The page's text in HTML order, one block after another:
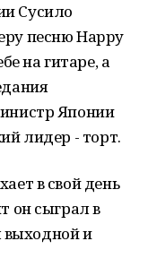
Сусило
песню Happy
на гитаре, а
Японии
лидер - торт.
в свой день
он сыграл в
выходной и